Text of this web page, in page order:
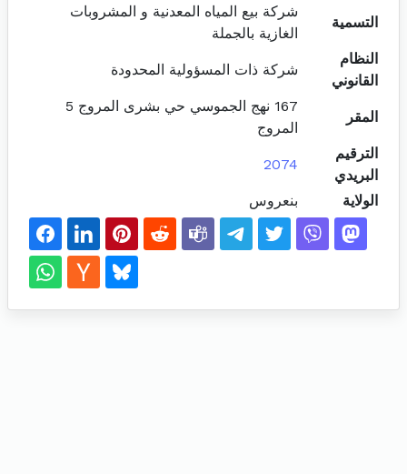
التسمية
شركة بيع المياه المعدنية و المشروبات
الغازية بالجملة
النظام
القانوني
شركة ذات المسؤولية المحدودة
المقر
167 نهج الجموسي حي بشرى المروج 5
المروج
الترقيم
البريدي
2074
الولاية بنعروس